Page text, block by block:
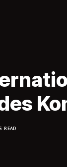
READ